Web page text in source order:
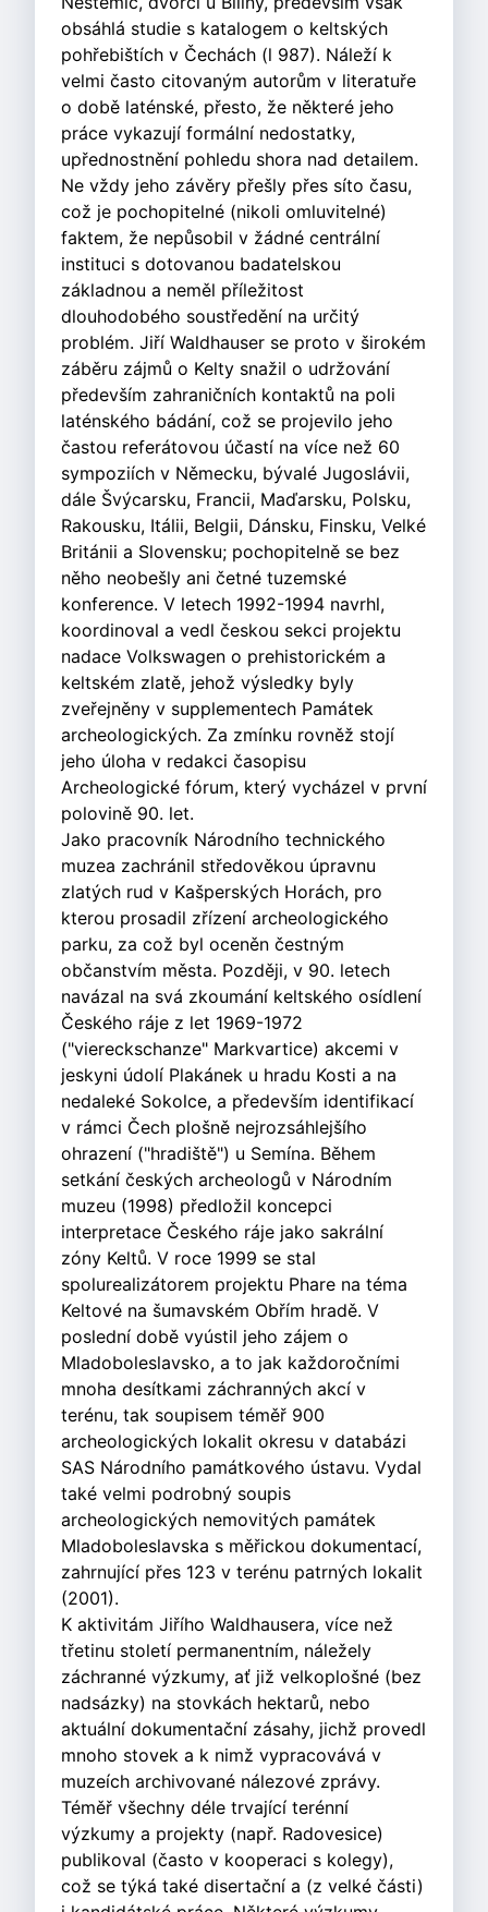
obsáhlá studie s katalogem o keltských
pohřebištích v Čechách (l 987). Náleží k
velmi často citovaným autorům v literatuře
o době laténské, přesto, že některé jeho
práce vykazují formální nedostatky,
upřednostnění pohledu shora nad detailem.
Ne vždy jeho závěry přešly přes síto času,
což je pochopitelné (nikoli omluvitelné)
faktem, že nepůsobil v žádné centrální
instituci s dotovanou badatelskou
základnou a neměl příležitost
dlouhodobého soustředění na určitý
problém. Jiří Waldhauser se proto v širokém
záběru zájmů o Kelty snažil o udržování
především zahraničních kontaktů na poli
laténského bádání, což se projevilo jeho
častou referátovou účastí na více než 60
sympoziích v Německu, bývalé Jugoslávii,
dále Švýcarsku, Francii, Maďarsku, Polsku,
Rakousku, Itálii, Belgii, Dánsku, Finsku, Velké
Británii a Slovensku; pochopitelně se bez
něho neobešly ani četné tuzemské
konference. V letech 1992-1994 navrhl,
koordinoval a vedl českou sekci projektu
nadace Volkswagen o prehistorickém a
keltském zlatě, jehož výsledky byly
zveřejněny v supplementech Památek
archeologických. Za zmínku rovněž stojí
jeho úloha v redakci časopisu
Archeologické fórum, který vycházel v první
polovině 90. let.
Jako pracovník Národního technického
muzea zachránil středověkou úpravnu
zlatých rud v Kašperských Horách, pro
kterou prosadil zřízení archeologického
parku, za což byl oceněn čestným
občanstvím města. Později, v 90. letech
navázal na svá zkoumání keltského osídlení
Českého ráje z let 1969-1972
("viereckschanze" Markvartice) akcemi v
jeskyni údolí Plakánek u hradu Kosti a na
nedaleké Sokolce, a především identifikací
v rámci Čech plošně nejrozsáhlejšího
ohrazení ("hradiště") u Semína. Během
setkání českých archeologů v Národním
muzeu (1998) předložil koncepci
interpretace Českého ráje jako sakrální
zóny Keltů. V roce 1999 se stal
spolurealizátorem projektu Phare na téma
Keltové na šumavském Obřím hradě. V
poslední době vyústil jeho zájem o
Mladoboleslavsko, a to jak každoročními
mnoha desítkami záchranných akcí v
terénu, tak soupisem téměř 900
archeologických lokalit okresu v databázi
SAS Národního památkového ústavu. Vydal
také velmi podrobný soupis
archeologických nemovitých památek
Mladoboleslavska s měřickou dokumentací,
zahrnující přes 123 v terénu patrných lokalit
(2001).
K aktivitám Jiřího Waldhausera, více než
třetinu století permanentním, náležely
záchranné výzkumy, ať již velkoplošné (bez
nadsázky) na stovkách hektarů, nebo
aktuální dokumentační zásahy, jichž provedl
mnoho stovek a k nimž vypracovává v
muzeích archivované nálezové zprávy.
Téměř všechny déle trvající terénní
výzkumy a projekty (např. Radovesice)
publikoval (často v kooperaci s kolegy),
což se týká také disertační a (z velké části)